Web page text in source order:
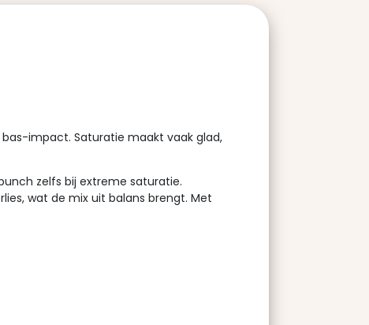
impact. Saturatie maakt vaak glad,
zelfs bij extreme saturatie.
wat de mix uit balans brengt. Met